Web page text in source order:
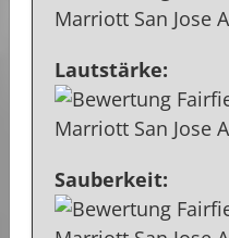
Lautstärke:
Sauberkeit: